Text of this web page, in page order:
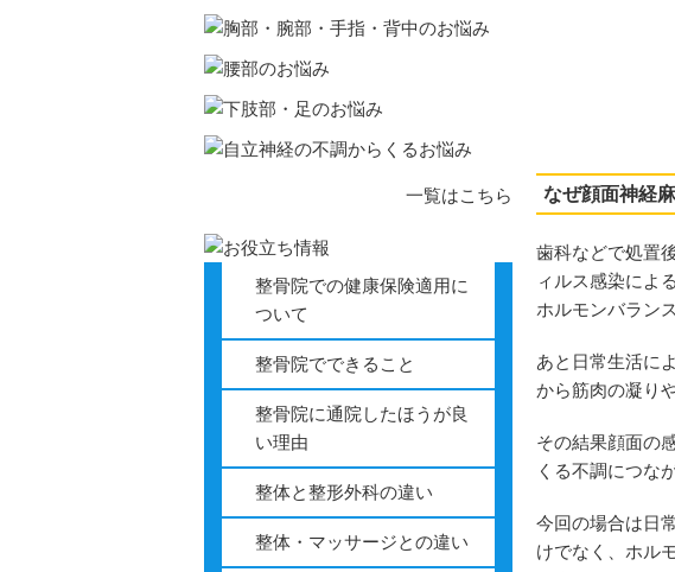
四十肩・五十肩
寝違え
胸部・腕部・手指・背中のお
胃の不調
なぜ顔面神経
歯科などで処置
ィルス感染によ
ホルモンバラン
あと日常生活に
から筋肉の凝り
その結果顔面の
くる不調につな
今回の場合は日
けでなく、ホル
一覧はこちら
整骨院での健康保険適用に
ついて
整骨院でできること
整骨院に通院したほうが良
い理由
整体と整形外科の違い
整体・マッサージとの違い